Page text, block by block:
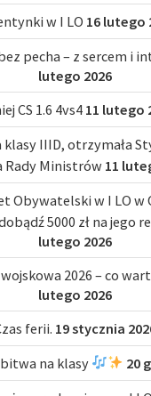
w I LO 16 lutego
pecha – z sercem i
lutego 2026
CS 1.6 4vs4 11 lutego
klasy IIID, otrzymała
Rady Ministrów 11
Obywatelski w I LO w
5000 zł na jego
lutego 2026
2026 – co
lutego 2026
ferii. 19 stycznia
na klasy
20